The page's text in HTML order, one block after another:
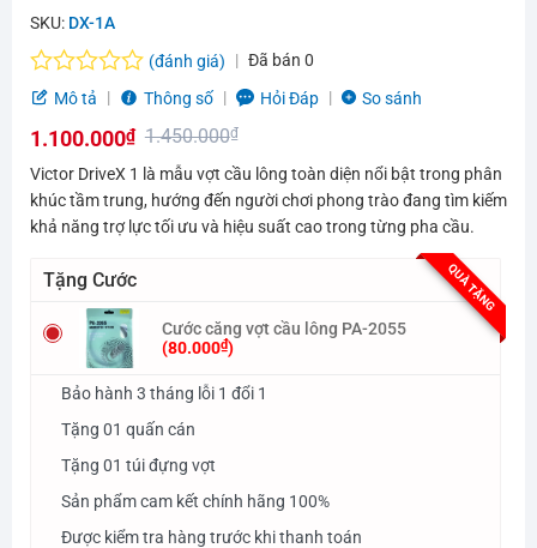
SKU: DX-1A
Được
hạng
0.0
5
sao
(đánh giá) Đã bán 0
Mô tả
Thông số Hỏi Đáp So sánh
1.450.000₫
Giá
gốc
là:
1.100.000₫
Giá
hiện
tại
Victor DriveX 1 là mẫu vợt cầu lông toàn diện nổi bật trong phân
khúc tầm trung, hướng đến người chơi phong trào đang tìm kiếm
khả năng trợ lực tối ưu và hiệu suất cao trong từng pha cầu.
QUÀ TẶNG
Tặng Cước
Cước căng vợt cầu lông PA-2055
(80.000₫)
Bảo hành 3 tháng lỗi 1 đổi 1
Tặng 01 quấn cán
Tặng 01 túi đựng vợt
Sản phẩm cam kết chính hãng 100%
Được kiểm tra hàng trước khi thanh toán